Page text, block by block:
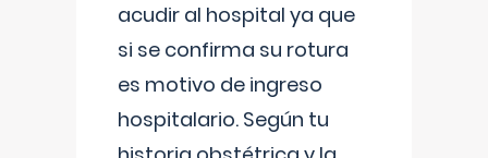
acudir al hospital ya que
si se confirma su rotura
es motivo de ingreso
hospitalario. Según tu